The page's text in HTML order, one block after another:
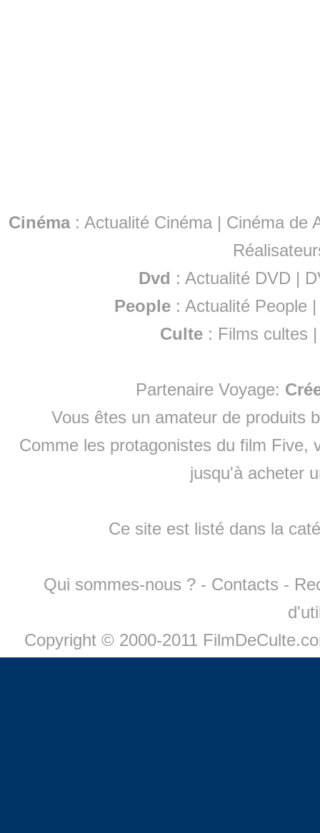
Cinéma: Actualité Cinéma | Cinéma de
Dvd : Actualité DVD |
People :Actualité People
Culte : Films cultes
Partenaire Voyage:
Vous êtes un amateur de produits
Comme les protagonistes du film Five,
jusqu'à acheter
Ce site est listé dans la
Qui sommes-nous ? - Contacts -
Copyright © 2000-2011